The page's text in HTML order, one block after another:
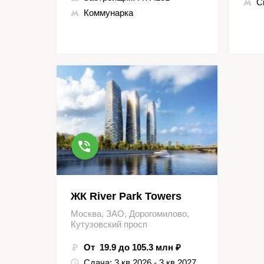
Коммунарка
ЖК River Park Towers
Москва, ЗАО, Дорогомилово,
Кутузовский просп
От 19.9 до 105.3 млн ₽